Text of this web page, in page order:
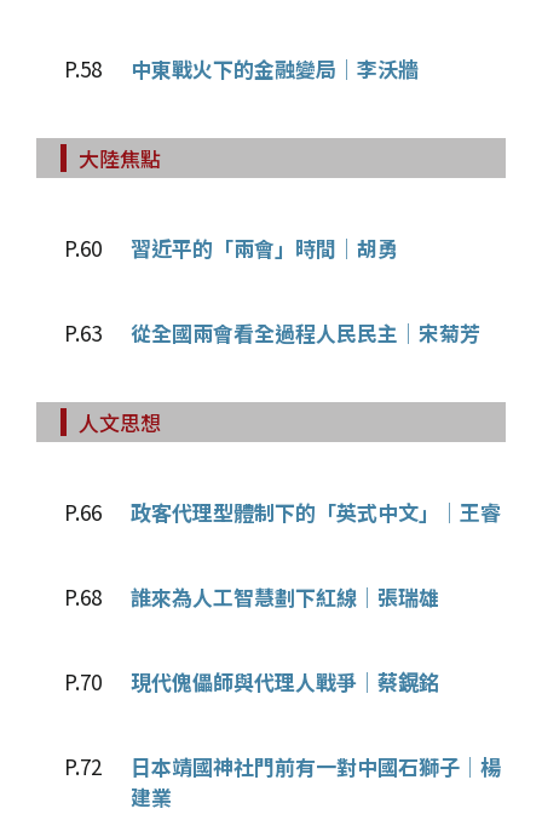
P.58 中東戰火下的金融變局│李沃牆
大陸焦點
P.60 習近平的「兩會」時間│胡勇
P.63 從全國兩會看全過程人民民主│宋菊芳
人文思想
P.66 政客代理型體制下的「英式中文」│王睿
P.68 誰來為人工智慧劃下紅線│張瑞雄
P.70 現代傀儡師與代理人戰爭│蔡鎤銘
P.72
日本靖國神社門前有一對中國石獅子│楊
建業